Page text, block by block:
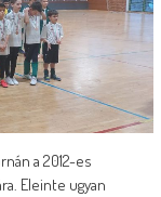
a 2012-es
Eleinte ugyan